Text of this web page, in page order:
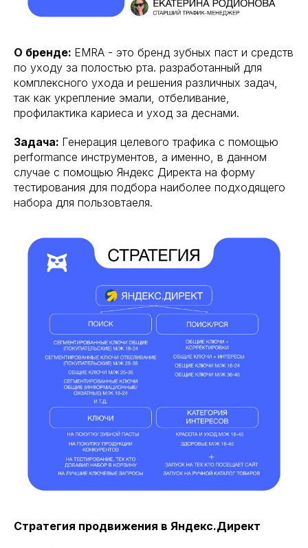
О бренде: EMRA - это бренд зубных паст и средств
по уходу за полостью рта. разработанный для
комплексного ухода и решения различных задач,
так как укрепление эмали, отбеливание,
профилактика кариеса и уход за деснами.
Задача: Генерация целевого трафика с помощью
performance инструментов, а именно, в данном
случае с помощью Яндекс Директа на форму
тестирования для подбора наиболее подходящего
набора для пользовтаеля.
Стратегия продвижения в Яндекс.Директ